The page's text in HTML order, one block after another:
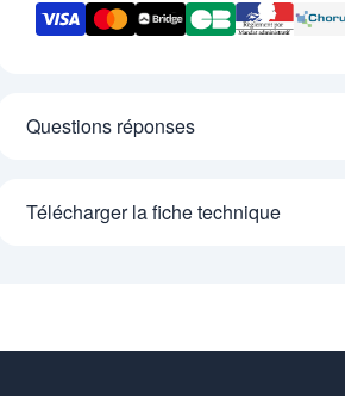
Questions réponses
Télécharger la fiche technique